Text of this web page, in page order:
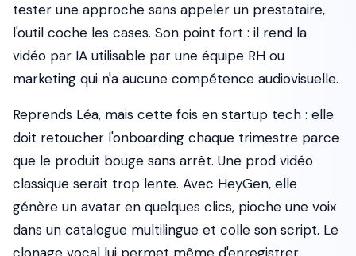
tester une approche sans appeler un prestataire,
l'outil coche les cases. Son point fort : il rend la
vidéo par IA utilisable par une équipe RH ou
marketing qui n'a aucune compétence audiovisuelle.
Reprends Léa, mais cette fois en startup tech : elle
doit retoucher l'onboarding chaque trimestre parce
que le produit bouge sans arrêt. Une prod vidéo
classique serait trop lente. Avec HeyGen, elle
génère un avatar en quelques clics, pioche une voix
dans un catalogue multilingue et colle son script. Le